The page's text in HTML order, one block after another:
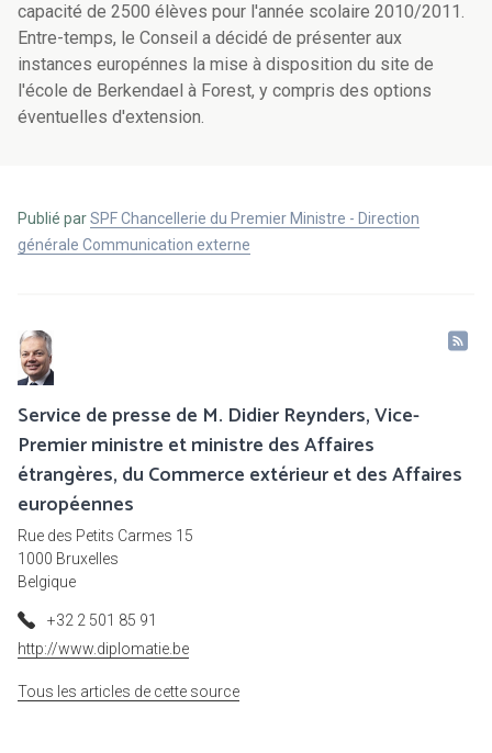
capacité de 2500 élèves pour l'année scolaire 2010/2011.
Entre-temps, le Conseil a décidé de présenter aux
instances europénnes la mise à disposition du site de
l'école de Berkendael à Forest, y compris des options
éventuelles d'extension.
Publié parSPF Chancellerie du Premier Ministre - Direction
générale Communication externe
Service de presse de M. Didier Reynders, Vice-
Premier ministre et ministre des Affaires
étrangères, du Commerce extérieur et des Affaires
européennes
Rue des Petits Carmes 15
1000 Bruxelles
Belgique
+32 2 501 85 91
http://www.diplomatie.be
Tous les articles de cette source